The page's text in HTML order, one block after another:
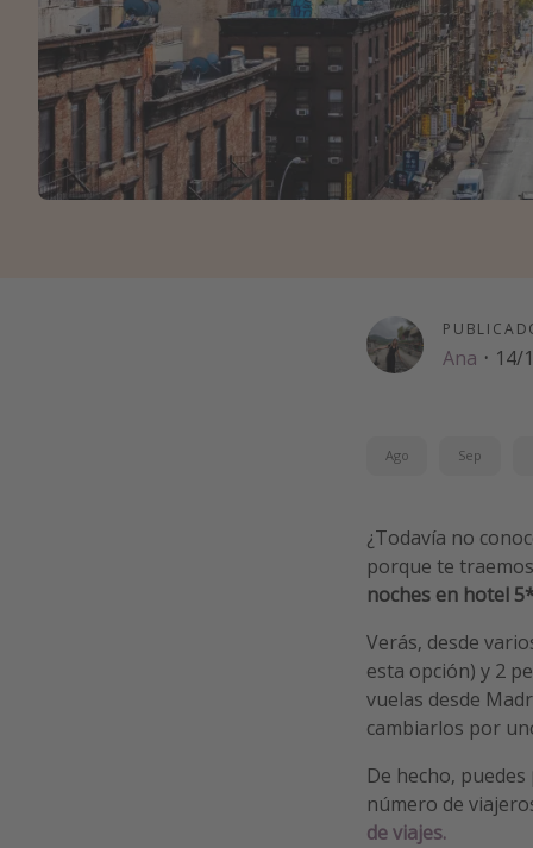
Ana · 14/
Ago Sep
¿Todavía no
porque te
noches en hotel
Verás, desde
esta opción) y 2
vuelas desde
cambiarlos por
De hecho, puedes
número de
de viajes.